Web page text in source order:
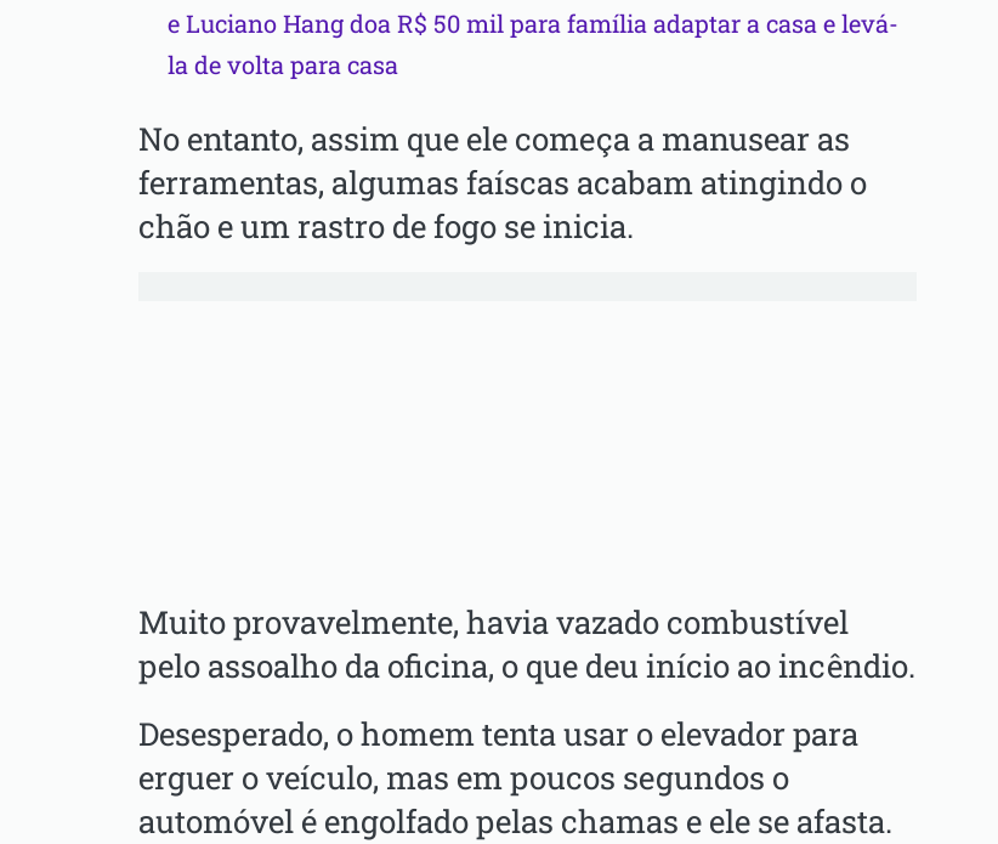
e Luciano Hang doa R$ 50 mil para família adaptar a casa e levá-
la de volta para casa
No entanto, assim que ele começa a manusear as
ferramentas, algumas faíscas acabam atingindo o
chão e um rastro de fogo se inicia.
Muito provavelmente, havia vazado combustível
pelo assoalho da oficina, o que deu início ao incêndio.
Desesperado, o homem tenta usar o elevador para
erguer o veículo, mas em poucos segundos o
automóvel é engolfado pelas chamas e ele se afasta.